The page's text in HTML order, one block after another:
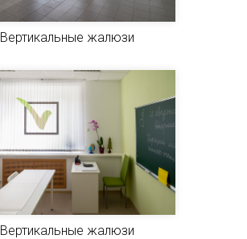
Вертикальные жалюзи
Вертикальные жалюзи